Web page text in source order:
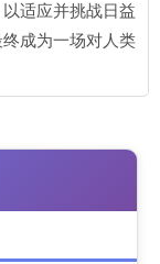
适应并挑战日益
成为一场对人类